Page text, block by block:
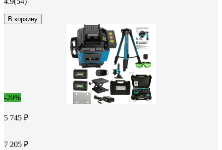
В корзину
-20%
5 745 ₽
7 205 ₽